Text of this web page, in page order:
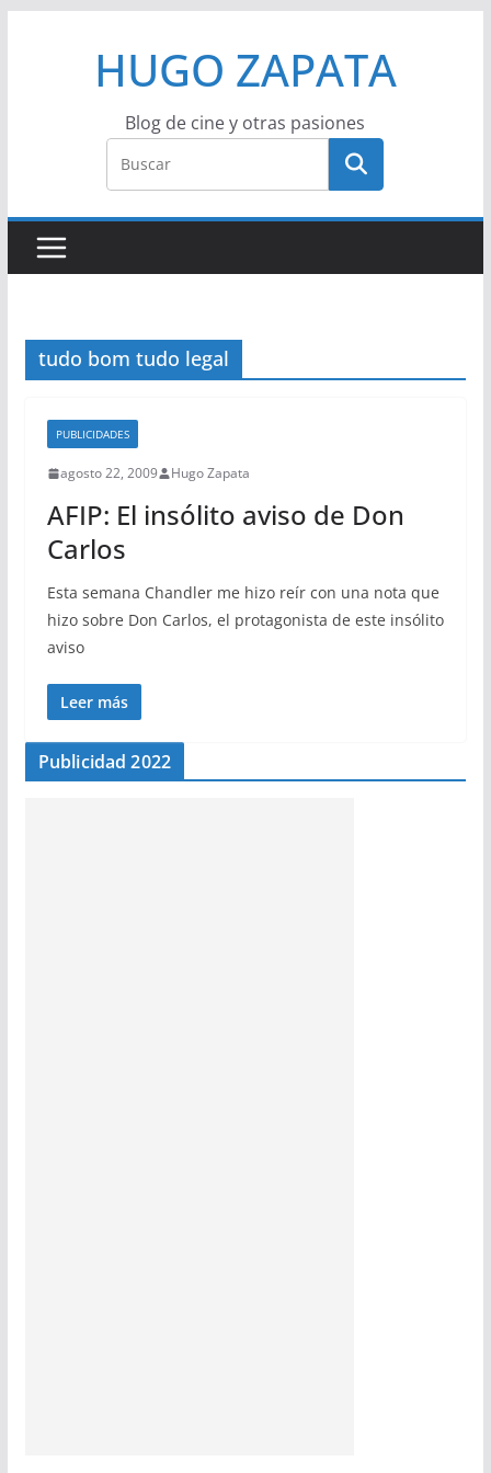
HUGO ZAPATA
Blog de cine y otras pasiones
tudo bom tudo legal
PUBLICIDADES
agosto 22, 2009 Hugo Zapata
AFIP: El insólito aviso de Don
Carlos
Esta semana Chandler me hizo reír con una nota que
hizo sobre Don Carlos, el protagonista de este insólito
aviso
Leer más
Publicidad 2022